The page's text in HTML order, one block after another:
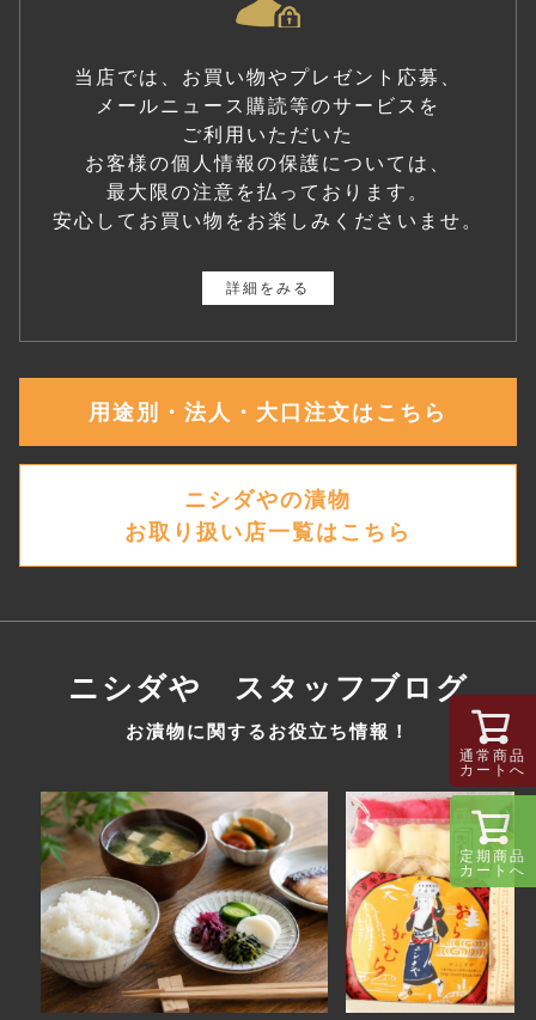
当店では、お買い物やプレゼント応募、
メールニュース購読等のサービスを
ご利用いただいた
お客様の個人情報の保護については、
最大限の注意を払っております。
安心してお買い物をお楽しみくださいませ。
詳細をみる
用途別・法人・大口注文はこちら
ニシダやの漬物
お取り扱い店一覧はこちら
ニシダや スタッフブログ
お漬物に関するお役立ち情報！
通常商品
カートへ
定期商品
カートへ